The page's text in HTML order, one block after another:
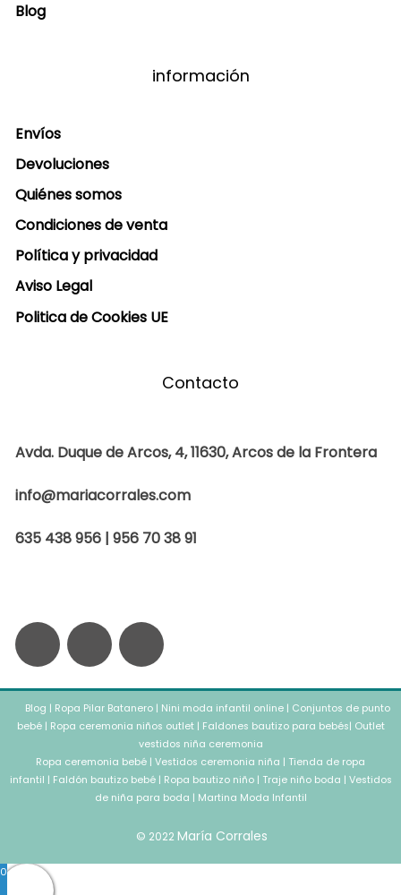
Blog
información
Envíos
Devoluciones
Quiénes somos
Condiciones de venta
Política y privacidad
Aviso Legal
Politica de Cookies UE
Contacto
Avda. Duque de Arcos, 4, 11630, Arcos de la Frontera
info@mariacorrales.com
635 438 956 | 956 70 38 91
F
a
c
e
o
I
n
s
t
a
g
W
h
a
t
s
a
Blog | Ropa Pilar Batanero| Nini moda infantil online | Conjuntos de punto
bebé| Ropa ceremonia niños outlet| Faldones bautizo para bebés| Outlet
vestidos niña ceremonia
Ropa ceremonia bebé | Vestidos ceremonia niña | Tienda de ropa
infantil | Faldón bautizo bebé| Ropa bautizo niño| Traje niño boda | Vestidos
de niña para boda | Martina Moda Infantil
© 2022María Corrales
0